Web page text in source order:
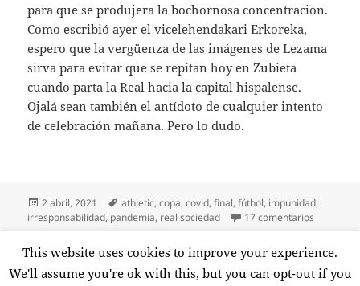
para que se produjera la bochornosa concentración.
Como escribió ayer el vicelehendakari Erkoreka,
espero que la vergüenza de las imágenes de Lezama
sirva para evitar que se repitan hoy en Zubieta
cuando parta la Real hacia la capital hispalense.
Ojalá sean también el antídoto de cualquier intento
de celebración mañana. Pero lo dudo.
Publicado
el
2 abril, 2021 Etiquetas
athletic,copa,covid,final,fútbol, impunidad,
irresponsabilidad, pandemia, real sociedad 17 comentarios
Paginación
de
PÁGINA1
This website uses cookies to improve your experience.
We'll assume you're ok with this, but you can opt-out if you